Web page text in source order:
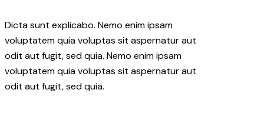
Dicta sunt explicabo. Nemo enim ipsam
voluptatem quia voluptas sit aspernatur aut
odit aut fugit, sed quia. Nemo enim ipsam
voluptatem quia voluptas sit aspernatur aut
odit aut fugit, sed quia.